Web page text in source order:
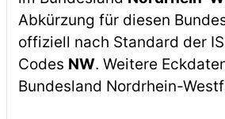
Abkürzung für diesen
offiziell nach Standard der
Codes NW. Weitere
Bundesland Nordrhein-